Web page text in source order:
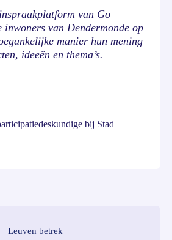
van Go
inwoners van Dendermonde op
manier hun mening
ideeën en thema’s.
bij Stad
Leuven betrek